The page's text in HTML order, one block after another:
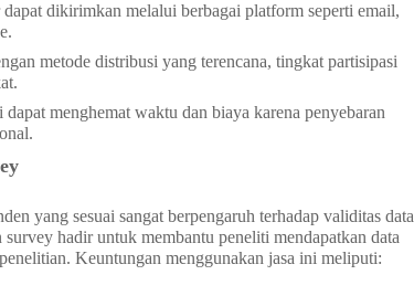
dikirimkan melalui berbagai platform seperti email,
metode distribusi yang terencana, tingkat partisipasi
dapat menghemat waktu dan biaya karena penyebaran
yang sesuai sangat berpengaruh terhadap validitas data
hadir untuk membantu peneliti mendapatkan data
Keuntungan menggunakan jasa ini meliputi: